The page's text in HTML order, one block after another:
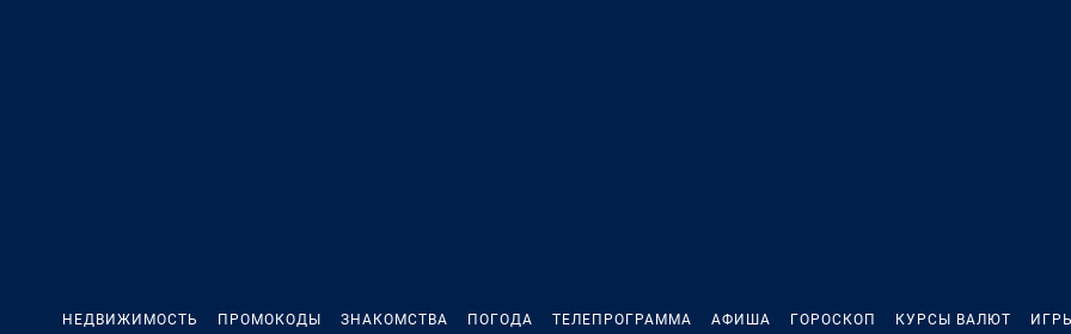
НЕДВИЖИМОСТЬ ПРОМОКОДЫ ЗНАКОМСТВА ПОГОДА ТЕЛЕПРОГРАММА АФИША ГОРОСКОП КУРСЫ ВАЛЮТ